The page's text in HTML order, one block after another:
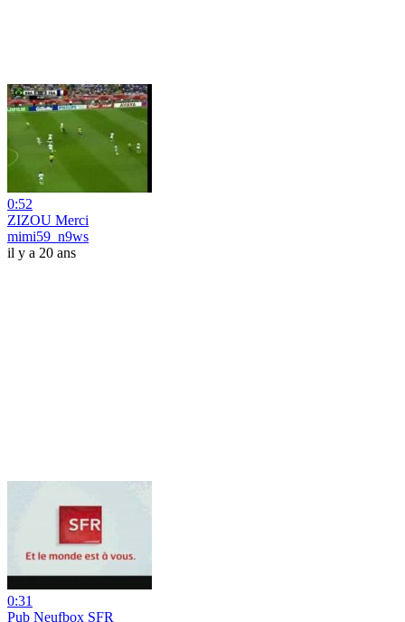
0:52
ZIZOU Merci
mimi59_n9ws
il y a 20 ans
0:31
Pub Neufbox SFR